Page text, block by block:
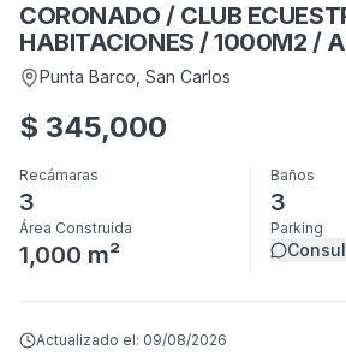
CORONADO / CLUB
HABITACIONES / 1000M2 /
TERRAZA
Punta Barco , San Carlos
$ 345,000
Recámaras
3
Baños
3
Área Construida
1,000 m²
Parking
Actualizado el: 09/08/2026